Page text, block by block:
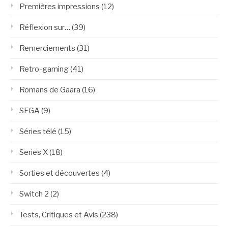
Premières impressions (12)
Réflexion sur… (39)
Remerciements (31)
Retro-gaming(41)
Romans de Gaara (16)
SEGA(9)
Séries télé (15)
Series X(18)
Sorties et découvertes (4)
Switch 2 (2)
Tests, Critiques et Avis (238)